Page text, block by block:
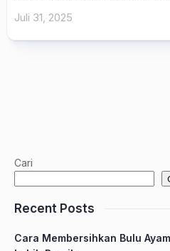
Juli 31, 2025
Cari
Recent Posts
Cara Membersihkan Bulu